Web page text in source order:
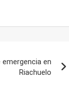
emergencia en
Riachuelo